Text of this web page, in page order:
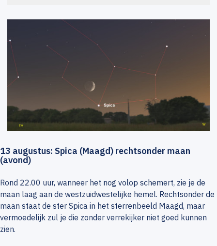
13 augustus: Spica (Maagd) rechtsonder maan
(avond)
Rond 22.00 uur, wanneer het nog volop schemert, zie je de
maan laag aan de westzuidwestelijke hemel. Rechtsonder de
maan staat de ster Spica in het sterrenbeeld Maagd, maar
vermoedelijk zul je die zonder verrekijker niet goed kunnen
zien.